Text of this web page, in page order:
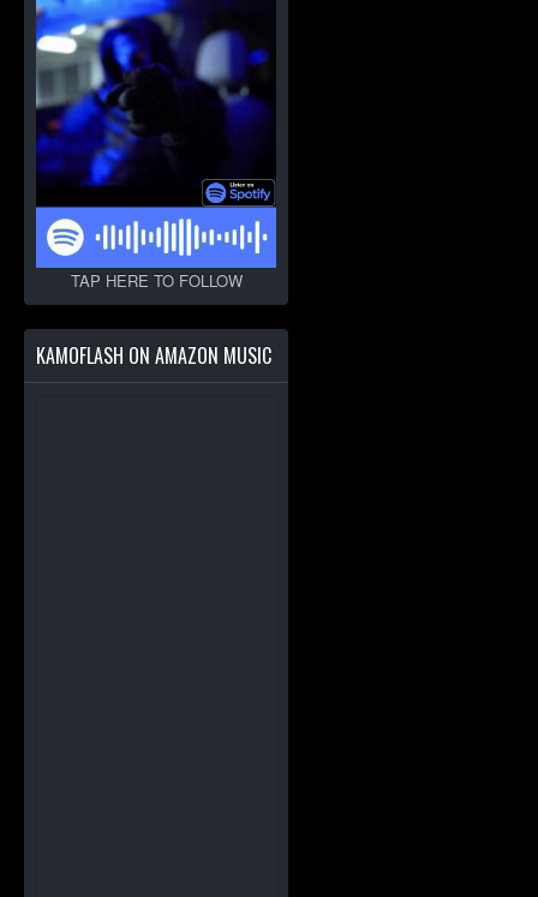
TAP HERE TO FOLLOW
KAMOFLASH ON AMAZON MUSIC